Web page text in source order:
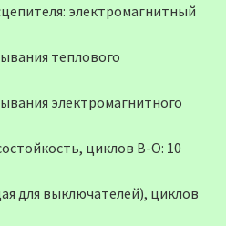
электромагнитный
теплового
электромагнитного
циклов В-О: 10
для выключателей), циклов